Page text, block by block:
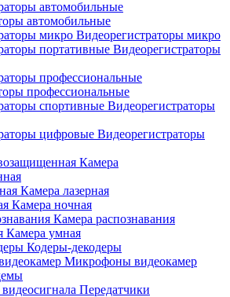
автомобильные
Видеорегистраторы микро
Видеорегистраторы
профессиональные
Видеорегистраторы
Видеорегистраторы
Камера
Камера лазерная
Камера ночная
Камера распознавания
Камера умная
Кодеры-декодеры
Микрофоны видеокамер
Передатчики